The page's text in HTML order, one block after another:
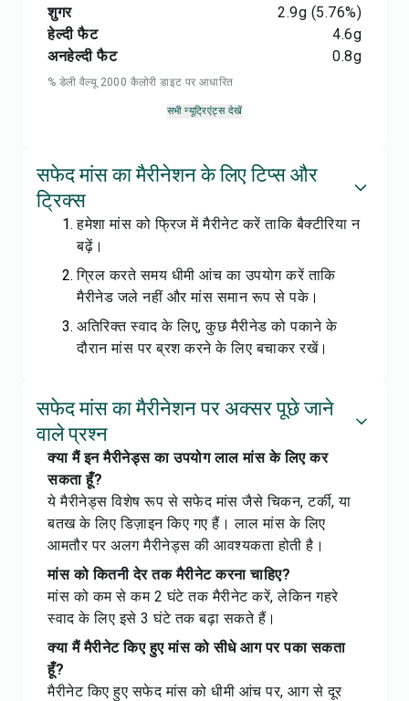
शुगर
2.9g (5.76%)
हेल्दी फैट
4.6g
अनहेल्दी फैट
0.8g
% डेली वैल्यू 2000 कैलोरी डाइट पर आधारित
सभी न्यूट्रिएंट्स देखें
सफेद मांस का मैरीनेशन के लिए टिप्स और
ट्रिक्स
हमेशा मांस को फ्रिज में मैरीनेट करें ताकि बैक्टीरिया न
बढ़ें।
ग्रिल करते समय धीमी आंच का उपयोग करें ताकि
मैरीनेड जले नहीं और मांस समान रूप से पके।
अतिरिक्त स्वाद के लिए, कुछ मैरीनेड को पकाने के
दौरान मांस पर ब्रश करने के लिए बचाकर रखें।
सफेद मांस का मैरीनेशन पर अक्सर पूछे जाने
वाले प्रश्न
क्या मैं इन मैरीनेड्स का उपयोग लाल मांस के लिए कर
सकता हूँ?
ये मैरीनेड्स विशेष रूप से सफेद मांस जैसे चिकन, टर्की, या
बतख के लिए डिज़ाइन किए गए हैं। लाल मांस के लिए
आमतौर पर अलग मैरीनेड्स की आवश्यकता होती है।
मांस को कितनी देर तक मैरीनेट करना चाहिए?
मांस को कम से कम 2 घंटे तक मैरीनेट करें, लेकिन गहरे
स्वाद के लिए इसे 3 घंटे तक बढ़ा सकते हैं।
क्या मैं मैरीनेट किए हुए मांस को सीधे आग पर पका सकता
हूँ?
मैरीनेट किए हुए सफेद मांस को धीमी आंच पर, आग से दूर